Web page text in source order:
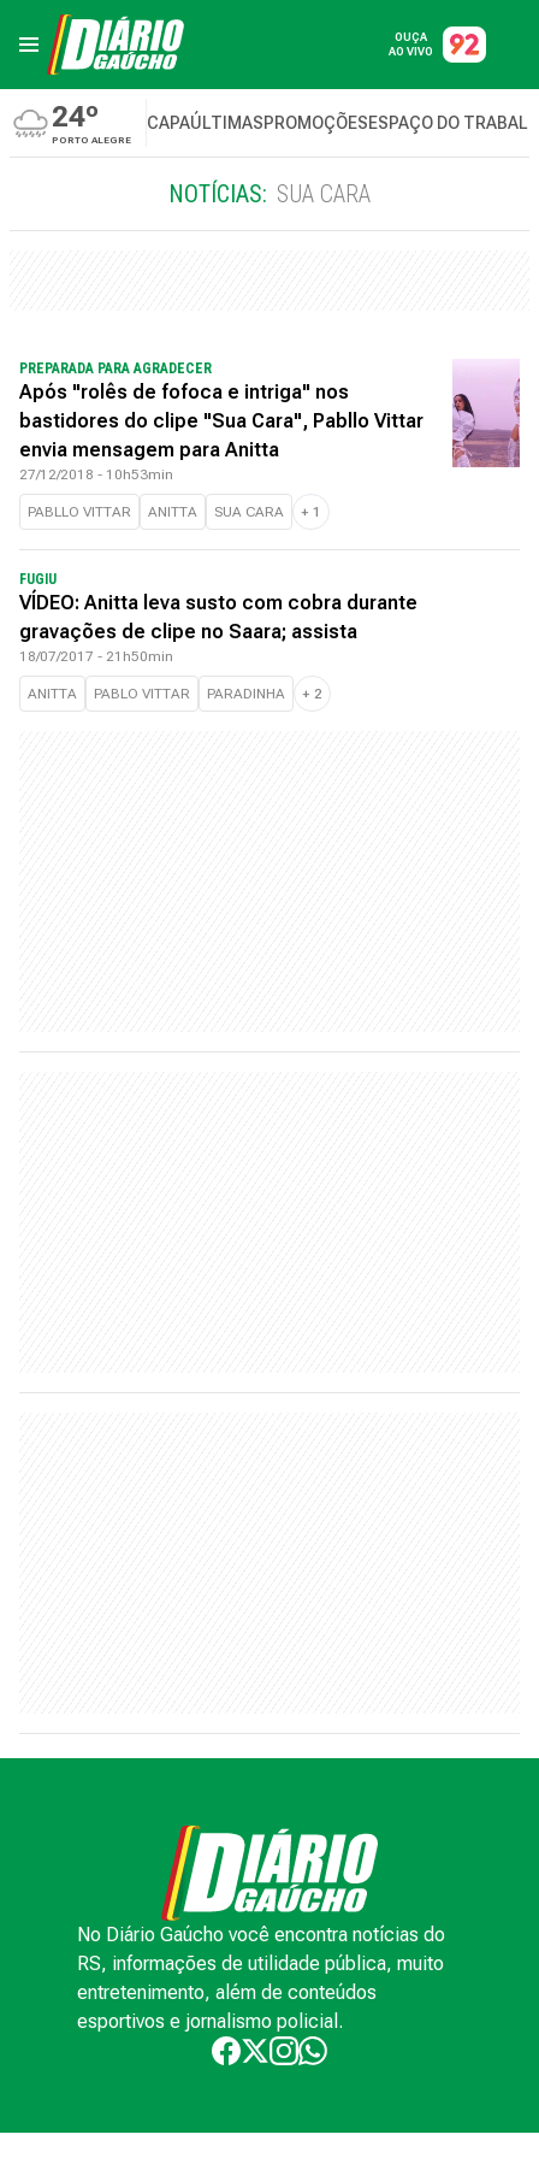
OUÇA
AO VIVO
24º
PORTO ALEGRE
CAPAÚLTIMASPROMOÇÕESESPAÇO DO
NOTÍCIAS: SUA CARA
PREPARADA PARA AGRADECER
Após "rolês de fofoca e intriga" nos
bastidores do clipe "Sua Cara", Pabllo Vittar
envia mensagem para Anitta
27/12/2018 - 10h53min
PABLLO VITTAR ANITTA SUA CARA + 1
FUGIU
VÍDEO: Anitta leva susto com cobra durante
gravações de clipe no Saara; assista
18/07/2017 - 21h50min
ANITTA PABLO VITTAR PARADINHA + 2
No Diário Gaúcho você encontra notícias do
RS, informações de utilidade pública, muito
entretenimento, além de conteúdos
esportivos e jornalismo policial.